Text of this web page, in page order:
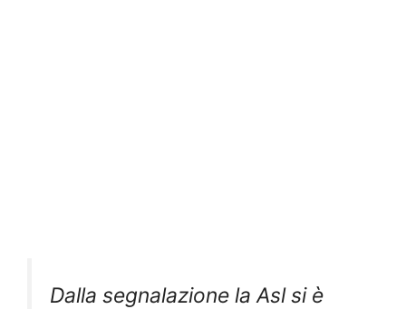
Dalla segnalazione la Asl si è